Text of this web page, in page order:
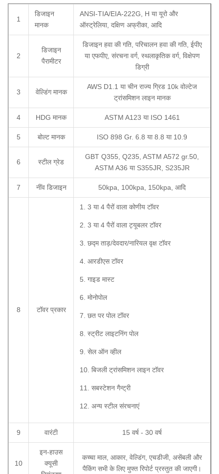
1
डिजाइन
मानक
ANSI-TIA/EIA-222G, H या यूरो और
ऑस्ट्रेलिया, दक्षिण अफ्रीका, आदि
2
डिजाइन
पैरामीटर
डिजाइन हवा की गति, परिचालन हवा की गति, ईपीए
या एफपीए, संरचना वर्ग, स्थलाकृतिक वर्ग, विक्षेपण
डिग्री
3 वेल्डिंग मानक
AWS D1.1 या चीन राज्य ग्रिड 10k वोल्टेज
ट्रांसमिशन लाइन मानक
4 HDG मानक ASTM A123 या ISO 1461
5 बोल्ट मानक ISO 898 Gr. 6.8 या 8.8 या 10.9
6 स्टील ग्रेड
GBT Q355, Q235, ASTM A572 gr.50,
ASTM A36 या S355JR, S235JR
7 नींव डिजाइन 50kpa, 100kpa, 150kpa, आदि
8 टॉवर प्रकार
1. 3 या 4 पैरों वाला कोणीय टॉवर
2. 3 या 4 पैरों वाला ट्यूबलर टॉवर
3. छद्म ताड़/देवदार/नारियल वृक्ष टॉवर
4. आरडीएस टॉवर
5. गाइड मास्ट
6. मोनोपोल
7. छत पर पोल टॉवर
8. स्ट्रीट लाइटनिंग पोल
9. सेल ऑन व्हील
10. बिजली ट्रांसमिशन लाइन टॉवर
11. सबस्टेशन गैन्ट्री
12. अन्य स्टील संरचनाएं
9 वारंटी 15 वर्ष - 30 वर्ष
10
इन-हाउस
क्यूसी
कच्चा माल, आकार, वेल्डिंग, एचडीजी, असेंबली और
पैकिंग सभी के लिए मुफ्त रिपोर्ट प्रस्तुत की जाएगी।